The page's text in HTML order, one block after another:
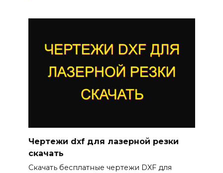
Чертежи dxf для лазерной резки
скачать
Скачать бесплатные чертежи DXF для